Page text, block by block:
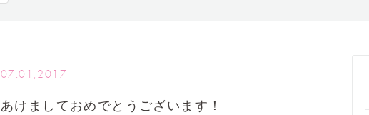
07.01,2017
あけましておめでとうございます！